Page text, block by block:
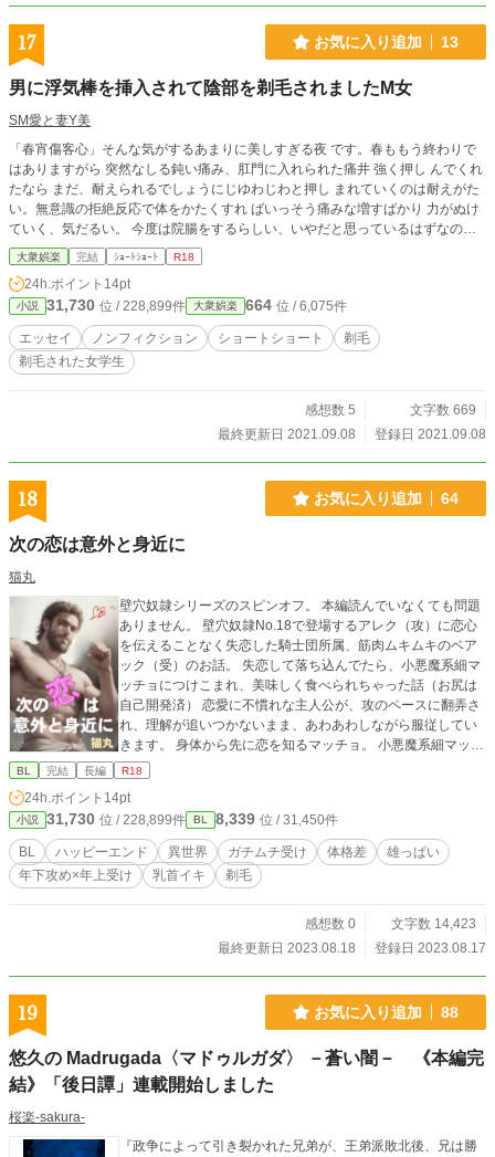
17 お気に入り追加 13
男に浮気棒を挿入されて陰部を剃毛されましたM女
SM愛と妻Y美
「春宵傷客心」そんな気がするあまりに美しすぎる夜 です。春ももう終わりで
はありますがら 突然なしる鈍い痛み、肛門に入れられた痛井 強く押し んでくれ
たなら まだ、耐えられるでしょうにじゆわじわと押し まれていくのは耐えがた
い。無意識の拒絶反応で体をかたくすれ ばいっそう痛みな増すばかり 力がぬけ
ていく、気だるい。 今度は院腸をするらしい、いやだと思っているはずなのに
体は 動こうとしない、再び鈍い痛み、液が流れ込んでいくのがわかる 便意を感
じているけれど力をぬけば たれてしまう 電動コケン ガオマンコをかきまわし苦
痛と快楽の狭をさまよう. 快楽にひたろうとしてひたれず苦痛に耐えようとして
確楽にさそ われる ともに体全体に広がり しびれる。先生は今度は ペニスをくわ
えろと言う かすかに動いただけでも る⋯呼吸を するだけでも しびれてくるのに
ぺ二スをくわえ口を動かせば 苦痛のために気が遠くなり 快楽のために気固だる
さが増 力がぬする⋯限界がまだこぬさとが うらめしい 気を失って し形まえばい
から快楽がうりトりスにまで 伝わってくる 今度は激痛ちくびが燃えるように痛
い 続をうしろ手にしばられていく さからう気もなく⋯耐える ことで精いぱいな
につちされた体に 化がくいこむしびれた素はだに曲 ローリクがお 熱さとも痛さ
とし 言えない苦痛が消えかかると また一滴。 一本目のビールを飲ませされる。
流れるビールの冷たさが 首すじをつたっていく、もう飲めないのにどしルはど
んどん
大衆娯楽 完結 ｼｮｰﾄｼｮｰﾄ R18
24h.ポイント 14pt
小説 31,730 位 / 228,899件 大衆娯楽 664 位 / 6,075件
エッセイ ノンフィクション ショートショート
剃毛
剃毛された女学生
感想数 5
文字数 669
最終更新日 2021.09.08
登録日 2021.09.08
18 お気に入り追加 64
次の恋は意外と身近に
猫丸
壁穴奴隷シリーズのスピンオフ。 本編読んでいなくても問題
ありません。 壁穴奴隷No.18で登場するアレク（攻）に恋心
を伝えることなく失恋した騎士団所属、筋肉ムキムキのベア
ック（受）のお話。 失恋して落ち込んでたら、小悪魔系細マ
ッチョにつけこまれ、美味しく食べられちゃった話（お尻は
自己開発済） 恋愛に不慣れな主人公が、攻のペースに翻弄さ
れ、理解が追いつかないまま、あわあわしながら服従してい
きます。 身体から先に恋を知るマッチョ。 小悪魔系細マッチ
ョ・美形（攻）×ガチムチ・平凡（受） 世界観は壁穴シリー
BL 完結 長編 R18
24h.ポイント 14pt
小説 31,730 位 / 228,899件 BL 8,339 位 / 31,450件
BL ハッピーエンド 異世界 ガチムチ受け 体格差
雄っぱい
年下攻め×年上受け
乳首イキ 剃毛
感想数 0
文字数 14,423
最終更新日 2023.08.18
登録日 2023.08.17
19 お気に入り追加 88
悠久の Madrugada〈マドゥルガダ〉 －蒼い闇－ 《本編完
結》「後日譚」連載開始しました
桜楽-sakura-
『政争によって引き裂かれた兄弟が、王弟派敗北後、兄は勝